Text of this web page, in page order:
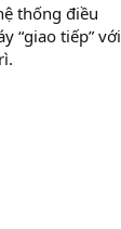
thống điều
“giao tiếp” với